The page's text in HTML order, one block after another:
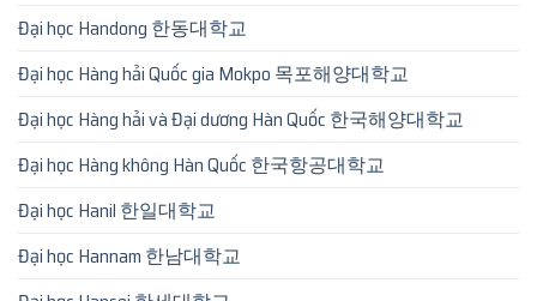
Đại học Handong 한동대학교
Đại học Hàng hải Quốc gia Mokpo 목포해양대학교
Đại học Hàng hải và Đại dương Hàn Quốc 한국해양대학교
Đại học Hàng không Hàn Quốc 한국항공대학교
Đại học Hanil 한일대학교
Đại học Hannam 한남대학교